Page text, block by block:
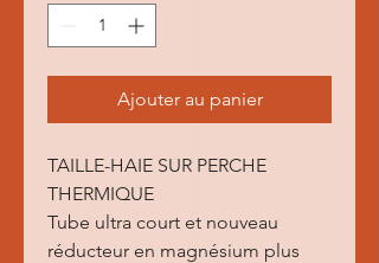
Ajouter au panier
TAILLE-HAIE SUR PERCHE
THERMIQUE
Tube ultra court et nouveau
réducteur en magnésium plus